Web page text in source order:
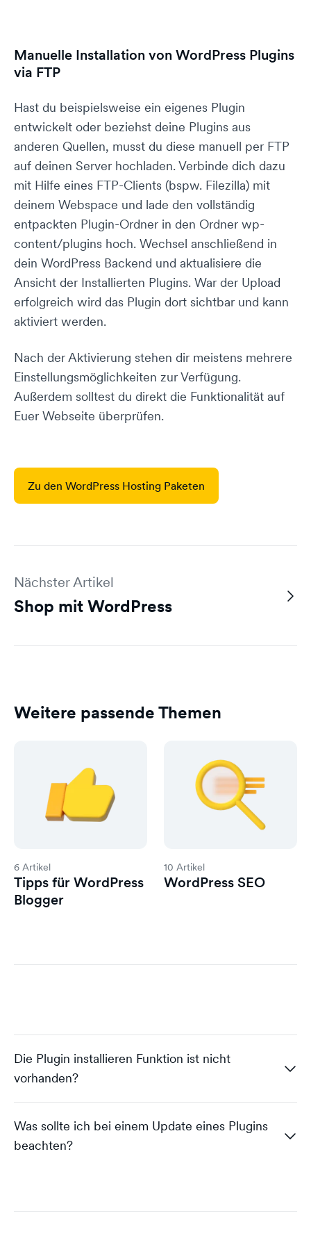
Manuelle Installation von WordPress Plugins
via FTP
Hast du beispielsweise ein eigenes Plugin
entwickelt oder beziehst deine Plugins aus
anderen Quellen, musst du diese manuell per FTP
auf deinen Server hochladen. Verbinde dich dazu
mit Hilfe eines FTP-Clients (bspw. Filezilla) mit
deinem Webspace und lade den vollständig
entpackten Plugin-Ordner in den Ordner wp-
content/plugins hoch. Wechsel anschließend in
dein WordPress Backend und aktualisiere die
Ansicht der Installierten Plugins. War der Upload
erfolgreich wird das Plugin dort sichtbar und kann
aktiviert werden.
Nach der Aktivierung stehen dir meistens mehrere
Einstellungsmöglichkeiten zur Verfügung.
Außerdem solltest du direkt die Funktionalität auf
Euer Webseite überprüfen.
Zu den WordPress Hosting Paketen
Nächster Artikel
Shop mit WordPress
Weitere passende Themen
6 Artikel
Tipps für WordPress
Blogger
10 Artikel
WordPress SEO
Die Plugin installieren Funktion ist nicht
vorhanden?
läuft und keine selbstgehostete Seite ist, kann man
Was sollte ich bei einem Update eines Plugins
beachten?